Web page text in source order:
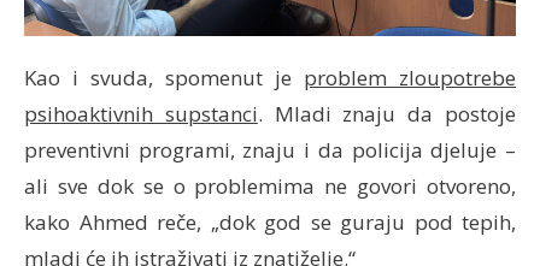
Kao i svuda, spomenut je problem zloupotrebe
psihoaktivnih supstanci. Mladi znaju da postoje
preventivni programi, znaju i da policija djeluje –
ali sve dok se o problemima ne govori otvoreno,
kako Ahmed reče, „dok god se guraju pod tepih,
mladi će ih istraživati iz znatiželje.“